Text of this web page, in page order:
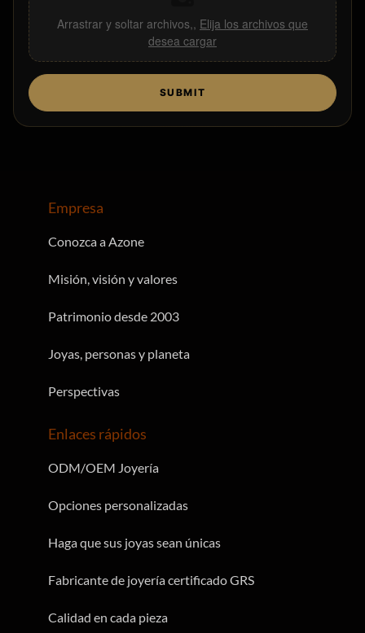
R
E
O
A
C
H
Arrastrar y soltar archivos,, Elija los archivos que
desea cargar
SUBMIT
Enlaces rápidos
ODM/OEM Joyería
Opciones personalizadas
Haga que sus joyas sean únicas
Fabricante de joyería certificado GRS
Calidad en cada pieza
Empresa
Conozca a Azone
Misión, visión y valores
Patrimonio desde 2003
Joyas, personas y planeta
Perspectivas